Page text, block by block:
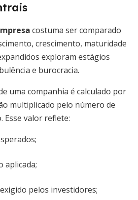
costuma ser comparado
crescimento, maturidade
exploram estágios
e burocracia.
uma companhia é calculado por
multiplicado pelo número de
Esse valor reflete:
aplicada;
pelos investidores;